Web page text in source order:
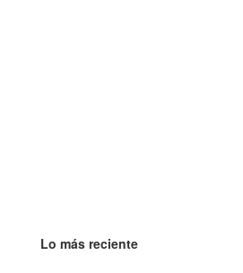
Lo más reciente